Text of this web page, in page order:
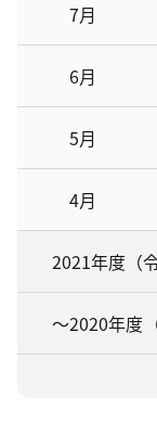
7月
6月
5月
4月
2021年度（
～2020年度